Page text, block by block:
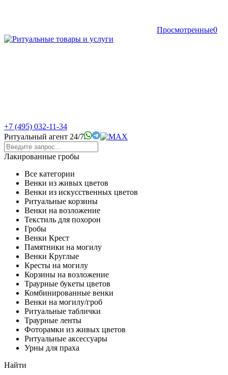
Просмотренные0
+7 (495) 032-11-34
Ритуальный агент 24/7
Лакированные гробы
Все категории
Венки из живых цветов
Венки из искусственных цветов
Ритуальные корзины
Венки на возложение
Текстиль для похорон
Гробы
Венки Крест
Памятники на могилу
Венки Круглые
Кресты на могилу
Корзины на возложение
Траурные букеты цветов
Комбинированные венки
Венки на могилу/гроб
Ритуальные таблички
Траурные ленты
Фоторамки из живых цветов
Ритуальные аксессуары
Урны для праха
Найти